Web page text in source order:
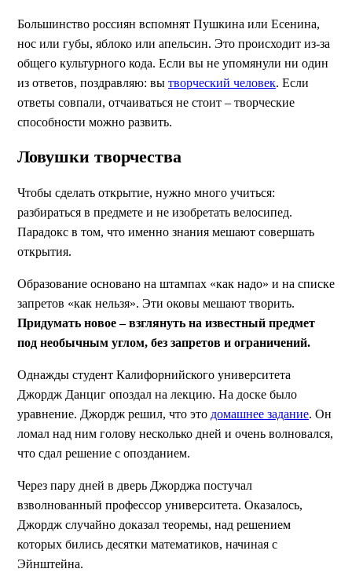
Большинство россиян вспомнят Пушкина или Есенина,
нос или губы, яблоко или апельсин. Это происходит из-за
общего культурного кода. Если вы не упомянули ни один
из ответов, поздравляю: вы творческий человек. Если
ответы совпали, отчаиваться не стоит – творческие
способности можно развить.
Ловушки творчества
Чтобы сделать открытие, нужно много учиться:
разбираться в предмете и не изобретать велосипед.
Парадокс в том, что именно знания мешают совершать
открытия.
Образование основано на штампах «как надо» и на списке
запретов «как нельзя». Эти оковы мешают творить.
Придумать новое – взглянуть на известный предмет
под необычным углом, без запретов и ограничений.
Однажды студент Калифорнийского университета
Джордж Данциг опоздал на лекцию. На доске было
уравнение. Джордж решил, что это домашнее задание. Он
ломал над ним голову несколько дней и очень волновался,
что сдал решение с опозданием.
Через пару дней в дверь Джорджа постучал
взволнованный профессор университета. Оказалось,
Джордж случайно доказал теоремы, над решением
которых бились десятки математиков, начиная с
Эйнштейна.